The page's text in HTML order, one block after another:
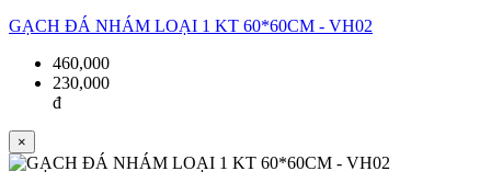
GẠCH ĐÁ NHÁM LOẠI 1 KT 60*60CM - VH02
460,000
230,000
đ
×